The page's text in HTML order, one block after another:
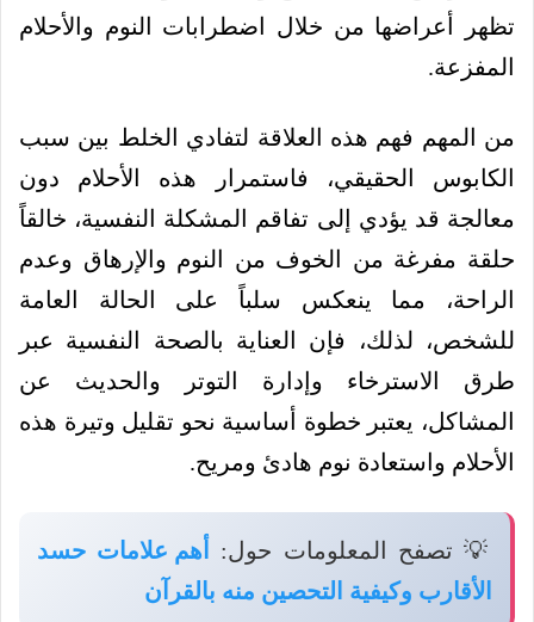
تظهر أعراضها من خلال اضطرابات النوم والأحلام
المفزعة.
من المهم فهم هذه العلاقة لتفادي الخلط بين سبب
الكابوس الحقيقي، فاستمرار هذه الأحلام دون
معالجة قد يؤدي إلى تفاقم المشكلة النفسية، خالقاً
حلقة مفرغة من الخوف من النوم والإرهاق وعدم
الراحة، مما ينعكس سلباً على الحالة العامة
للشخص، لذلك، فإن العناية بالصحة النفسية عبر
طرق الاسترخاء وإدارة التوتر والحديث عن
المشاكل، يعتبر خطوة أساسية نحو تقليل وتيرة هذه
الأحلام واستعادة نوم هادئ ومريح.
💡 تصفح المعلومات حول:
أهم علامات حسد
الأقارب وكيفية التحصين منه بالقرآن